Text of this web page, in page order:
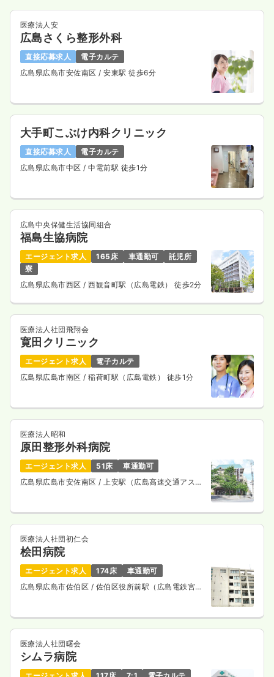
医療法人安
広島さくら整形外科
直接応募求人
電子カルテ
広島県広島市安佐南区 / 安東駅 徒歩6分
大手町こぶけ内科クリニック
直接応募求人
電子カルテ
広島県広島市中区 / 中電前駅 徒歩1分
広島中央保健生活協同組合
福島生協病院
エージェント求人 165床 車通勤可
託児所
寮
広島県広島市西区/ 西観音町駅（広島電鉄） 徒歩2分
医療法人社団飛翔会
寛田クリニック
エージェント求人
電子カルテ
広島県広島市南区 / 稲荷町駅（広島電鉄） 徒歩1分
医療法人昭和
原田整形外科病院
エージェント求人 51床
車通勤可
広島県広島市安佐南区 / 上安駅（広島高速交通アスト
医療法人社団初仁会
桧田病院
エージェント求人 174床
車通勤可
広島県広島市佐伯区 / 佐伯区役所前駅（広島電鉄宮島
医療法人社団曙会
シムラ病院